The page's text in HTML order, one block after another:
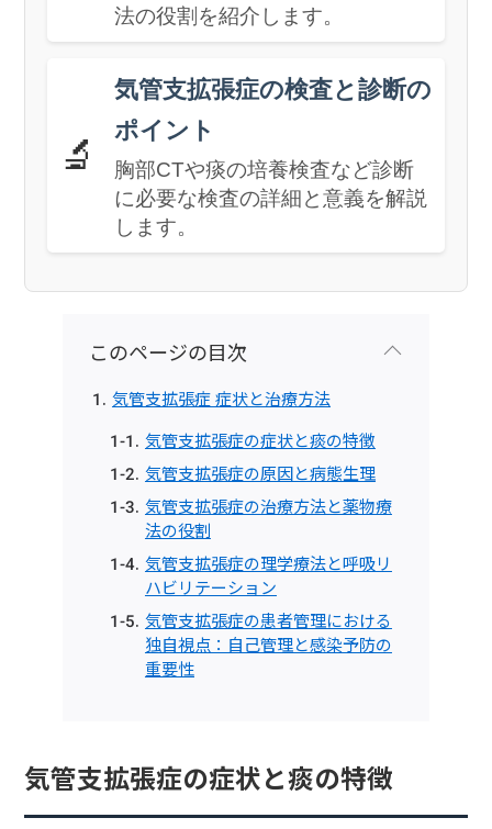
法の役割を紹介します。
🔬
気管支拡張症の検査と診断の
ポイント
胸部CTや痰の培養検査など診断
に必要な検査の詳細と意義を解説
します。
このページの目次
気管支拡張症 症状と治療方法
気管支拡張症の症状と痰の特徴
気管支拡張症の原因と病態生理
気管支拡張症の治療方法と薬物療
法の役割
気管支拡張症の理学療法と呼吸リ
ハビリテーション
気管支拡張症の患者管理における
独自視点：自己管理と感染予防の
重要性
気管支拡張症の症状と痰の特徴